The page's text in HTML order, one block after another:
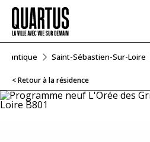
Saint-Sébastien-Sur-Loire
< Retour à la résidence